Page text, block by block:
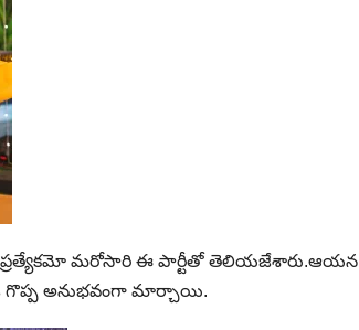
ప్రత్యేకమో మరోసారి ఈ పార్టీతో తెలియజేశారు.ఆయన
గొప్ప అనుభవంగా మార్చాయి.